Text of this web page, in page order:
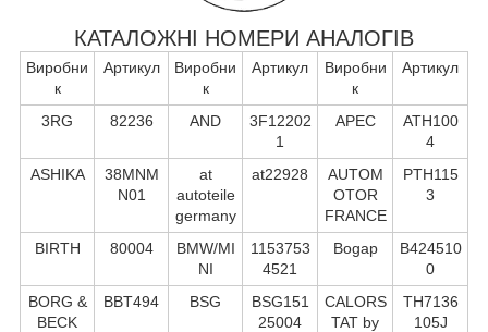
КАТАЛОЖНІ НОМЕРИ АНАЛОГІВ
Виробни
к
Артикул
Виробни
к
Артикул
Виробни
к
Артикул
3RG 82236 AND
3F12202
1
APEC
ATH100
4
ASHIKA
38MNM
N01
at
autoteile
germany
at22928
AUTOM
OTOR
FRANCE
PTH115
3
BIRTH 80004
BMW/MI
NI
1153753
4521
Bogap
B424510
0
BORG &
BECK
BBT494 BSG
BSG151
25004
CALORS
TAT by
TH7136
105J